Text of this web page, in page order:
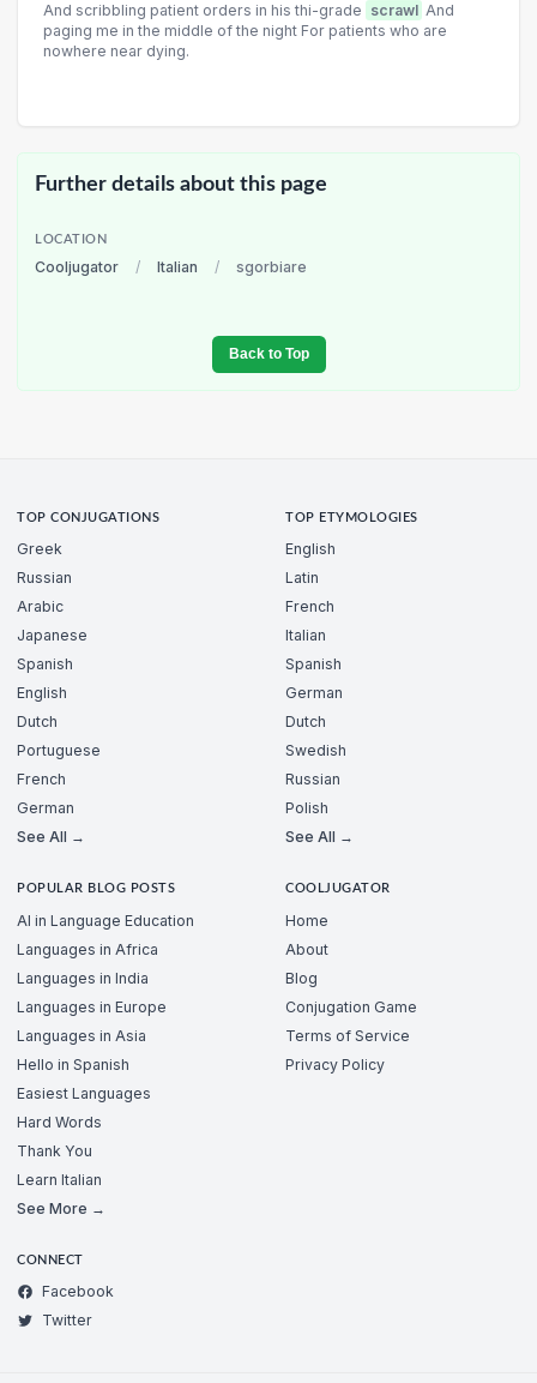
And scribbling patient orders in his thi-grade scrawl And
paging me in the middle of the night For patients who are
nowhere near dying.
Further details about this page
LOCATION
Cooljugator / Italian / sgorbiare
Back to Top
TOP CONJUGATIONS
Greek
Russian
Arabic
Japanese
Spanish
English
Dutch
Portuguese
French
German
See All →
TOP ETYMOLOGIES
English
Latin
French
Italian
Spanish
German
Dutch
Swedish
Russian
Polish
See All →
POPULAR BLOG POSTS
AI in Language Education
Languages in Africa
Languages in India
Languages in Europe
Languages in Asia
Hello in Spanish
Easiest Languages
Hard Words
Thank You
Learn Italian
See More →
COOLJUGATOR
Home
About
Blog
Conjugation Game
Terms of Service
Privacy Policy
CONNECT
Facebook
Twitter